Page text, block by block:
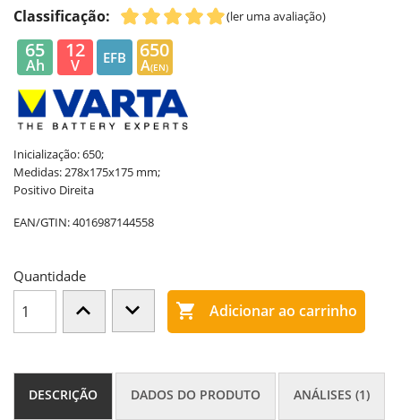
Classificação: (ler uma avaliação)
65
Ah
12
V EFB 650
A(EN)
Inicialização: 650;
Medidas: 278x175x175 mm;
Positivo Direita
EAN/GTIN:4016987144558
Quantidade
 Adicionar ao carrinho
DESCRIÇÃO DADOS DO PRODUTO ANÁLISES (1)